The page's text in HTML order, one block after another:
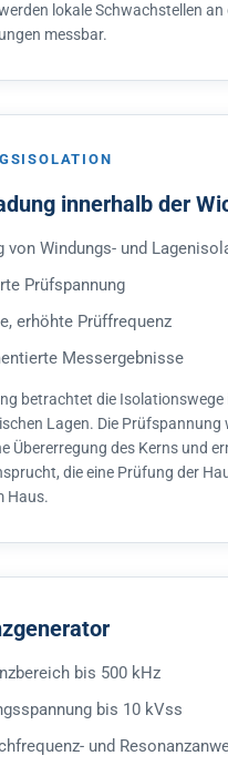
lokale Schwachstellen
messbar.
innerhalb der
von Windungs- und
Prüfspannung
erhöhte Prüffrequenz
Messergebnisse
betrachtet die
Lagen. Die
Übererregung des Kerns und
die eine Prüfung der
Haus.
bis 500 kHz
bis 10 kVss
und